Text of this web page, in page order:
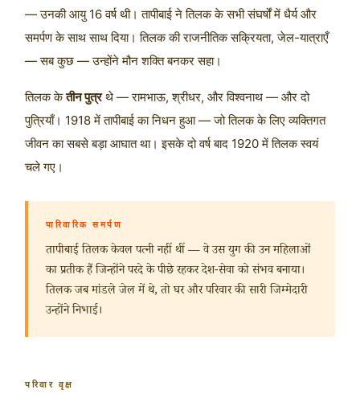
— उनकी आयु 16 वर्ष थी। तापीबाई ने तिलक के सभी संघर्षों में धैर्य और
समर्पण के साथ साथ दिया। तिलक की राजनीतिक सक्रियता, जेल-यात्राएँ
— सब कुछ — उन्होंने मौन शक्ति बनकर सहा।
तिलक केतीन पुत्रथे — रामभाऊ, श्रीधर, और विश्वनाथ — और दो
पुत्रियाँ। 1918 में तापीबाई का निधन हुआ — जो तिलक के लिए व्यक्तिगत
जीवन का सबसे बड़ा आघात था। इसके दो वर्ष बाद 1920 में तिलक स्वयं
चले गए।
पारिवारिक समर्पण
तापीबाई तिलक केवल पत्नी नहीं थीं — वे उस युग की उन महिलाओं
का प्रतीक हैं जिन्होंने परदे के पीछे रहकर देश-सेवा को संभव बनाया।
तिलक जब मांडले जेल में थे, तो घर और परिवार की सारी जिम्मेदारी
उन्होंने निभाई।
परिवार वृक्ष